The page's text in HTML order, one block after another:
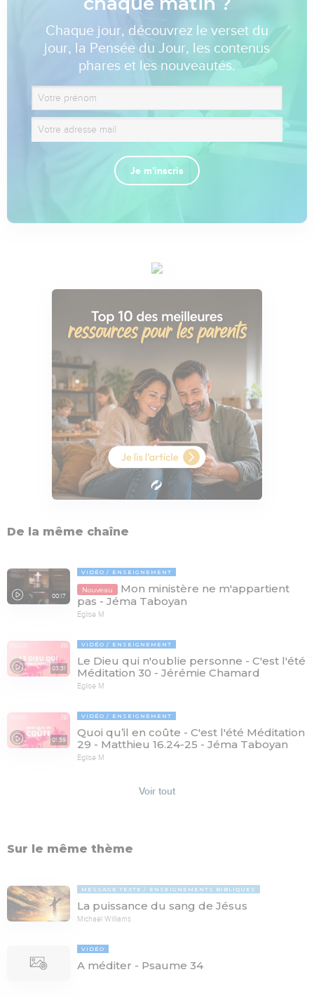
Chaque jour, découvrez le verset du
jour, la Pensée du Jour, les contenus
phares et les nouveautés.
Je m'inscris
De la même chaîne
00:17
VIDÉO ENSEIGNEMENT
Nouveau
Mon ministère ne m'appartient
pas - Jéma Taboyan
Eglise M
03:31
VIDÉO ENSEIGNEMENT
Le Dieu qui n'oublie personne - C'est l'été
Méditation 30 - Jérémie Chamard
Eglise M
01:59
VIDÉO ENSEIGNEMENT
Quoi qu’il en coûte - C'est l'été Méditation
29 - Matthieu 16.24-25 - Jéma Taboyan
Eglise M
Voir tout
Sur le même thème
MESSAGE TEXTE ENSEIGNEMENTS BIBLIQUES
La puissance du sang de Jésus
Michaël Williams
VIDÉO
A méditer - Psaume 34